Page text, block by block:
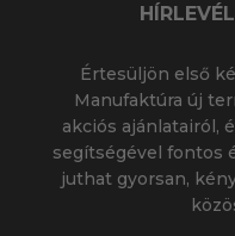
Értesüljön első
Manufaktúra új
akciós ajánlatairól,
segítségével fontos
juthat gyorsan,